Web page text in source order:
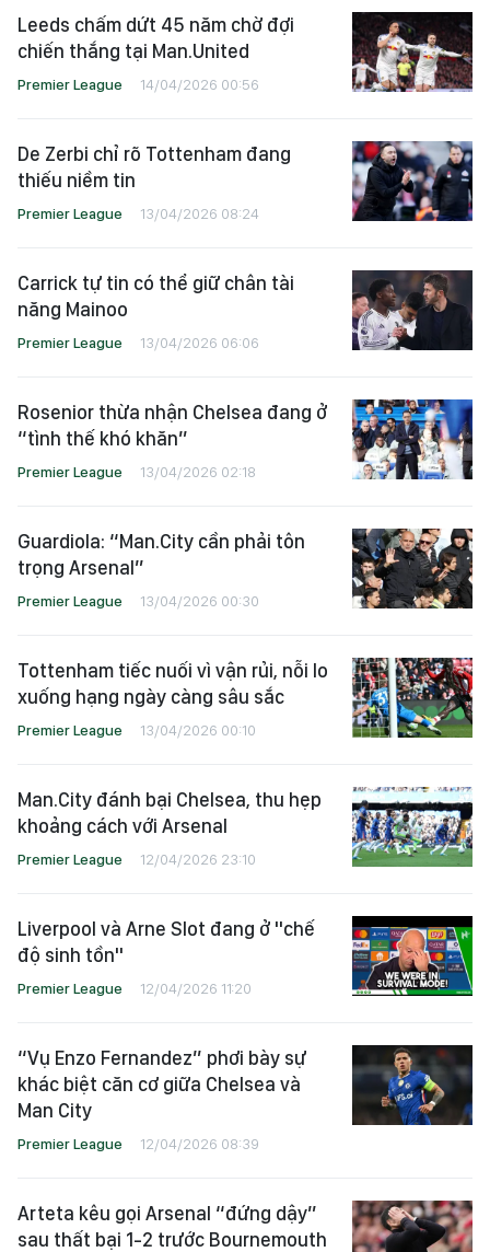
Leeds chấm dứt 45 năm chờ đợi
chiến thắng tại Man.United
Premier League 14/04/2026 00:56
De Zerbi chỉ rõ Tottenham đang
thiếu niềm tin
Premier League 13/04/2026 08:24
Carrick tự tin có thể giữ chân tài
năng Mainoo
Premier League 13/04/2026 06:06
Rosenior thừa nhận Chelsea đang ở
“tình thế khó khăn”
Premier League 13/04/2026 02:18
Guardiola: “Man.City cần phải tôn
trọng Arsenal”
Premier League 13/04/2026 00:30
Tottenham tiếc nuối vì vận rủi, nỗi lo
xuống hạng ngày càng sâu sắc
Premier League 13/04/2026 00:10
Man.City đánh bại Chelsea, thu hẹp
khoảng cách với Arsenal
Premier League 12/04/2026 23:10
Liverpool và Arne Slot đang ở "chế
độ sinh tồn"
Premier League 12/04/2026 11:20
“Vụ Enzo Fernandez” phơi bày sự
khác biệt căn cơ giữa Chelsea và
Man City
Premier League 12/04/2026 08:39
Arteta kêu gọi Arsenal “đứng dậy”
sau thất bại 1-2 trước Bournemouth